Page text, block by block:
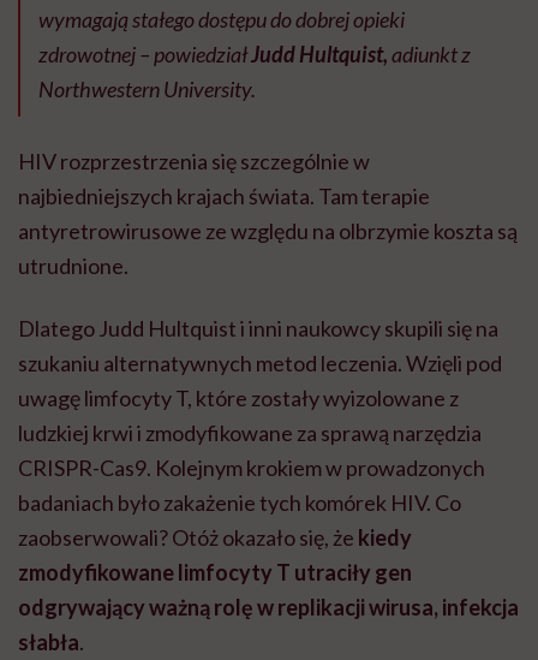
wymagają stałego dostępu do dobrej opieki
zdrowotnej – powiedziałJudd Hultquist,adiunkt z
Northwestern University.
HIV rozprzestrzenia się szczególnie w
najbiedniejszych krajach świata. Tam terapie
antyretrowirusowe ze względu na olbrzymie koszta są
utrudnione.
Dlatego Judd Hultquist i inni naukowcy skupili się na
szukaniu alternatywnych metod leczenia. Wzięli pod
uwagę limfocyty T, które zostały wyizolowane z
ludzkiej krwi i zmodyfikowane za sprawą narzędzia
CRISPR-Cas9. Kolejnym krokiem w prowadzonych
badaniach było zakażenie tych komórek HIV. Co
zaobserwowali? Otóż okazało się, że kiedy
zmodyfikowane limfocyty T utraciły gen
odgrywający ważną rolę w replikacji wirusa, infekcja
słabła.